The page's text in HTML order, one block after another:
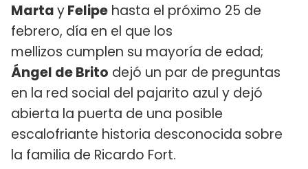
MartayFelipe hasta el próximo 25 de
febrero, día en el que los
mellizos cumplen su mayoría de edad;
Ángel de Brito dejó un par de preguntas
en la red social del pajarito azul y dejó
abierta la puerta de una posible
escalofriante historia desconocida sobre
la familia de Ricardo Fort.